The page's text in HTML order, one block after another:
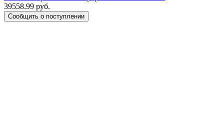
39558.99 руб.
Сообщить о поступлении